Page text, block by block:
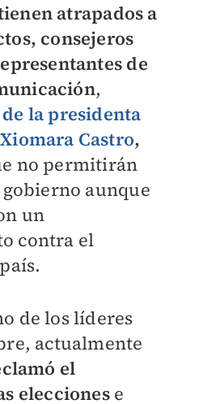
atrapados a
consejeros
de
,
la presidenta
Xiomara Castro,
no permitirán
aunque
un
contra el
de los líderes
actualmente
el
elecciones e